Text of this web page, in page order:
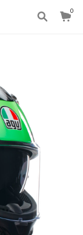
0